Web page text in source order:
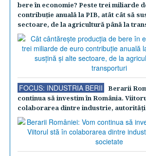
bere în economie? Peste trei miliarde
contribuţie anuală la PIB, atât cât să
sectoare, de la agricultură până la
FOCUS: INDUSTRIA BERII
Berarii
continua să investim în România.
colaborarea dintre industrie, autorităţi